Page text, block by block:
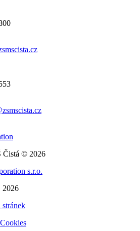
Čistá © 2026
s.r.o.
2026
stránek
Cookies